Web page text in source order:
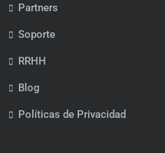
Partners
Soporte
RRHH
Blog
Políticas de Privacidad